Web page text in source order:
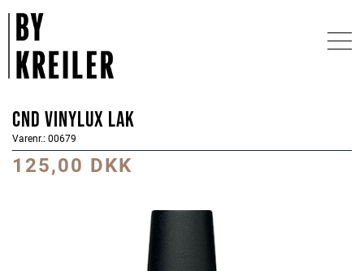
CND Vinylux Lak
Varenr.: 00679
125,00 DKK